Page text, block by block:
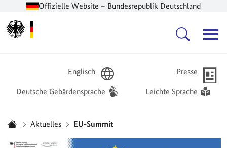
Offizielle Website – Bundesrepublik Deutschland
Englisch Presse
Deutsche Gebärdensprache Leichte Sprache
Aktuelles EU-Summit